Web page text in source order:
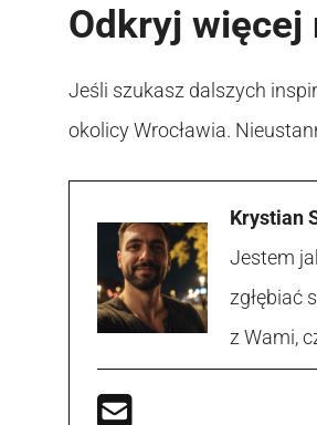
Odkryj
Jeśli szukasz dalszych
okolicy Wrocławia.
Krystian
Jestem
zgłębiać
z Wami,